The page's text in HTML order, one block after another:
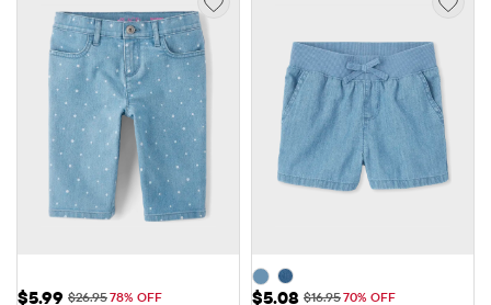
Precio de venta: $5.99
$5.99 Precio original: $26.95
$26.9578% OFF Precio de venta: $5.08
$5.08 Precio original: $16.95
$16.9570% OFF